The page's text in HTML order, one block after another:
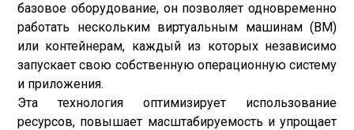
базовое оборудование, он позволяет одновременно
работать нескольким виртуальным машинам (ВМ)
или контейнерам, каждый из которых независимо
запускает свою собственную операционную систему
и приложения.
Эта технология оптимизирует использование
ресурсов, повышает масштабируемость и упрощает